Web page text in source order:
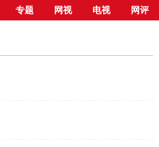
专题 网视 电视 网评
行业